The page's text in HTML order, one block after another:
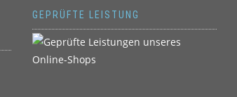
GEPRÜFTE LEISTUNG